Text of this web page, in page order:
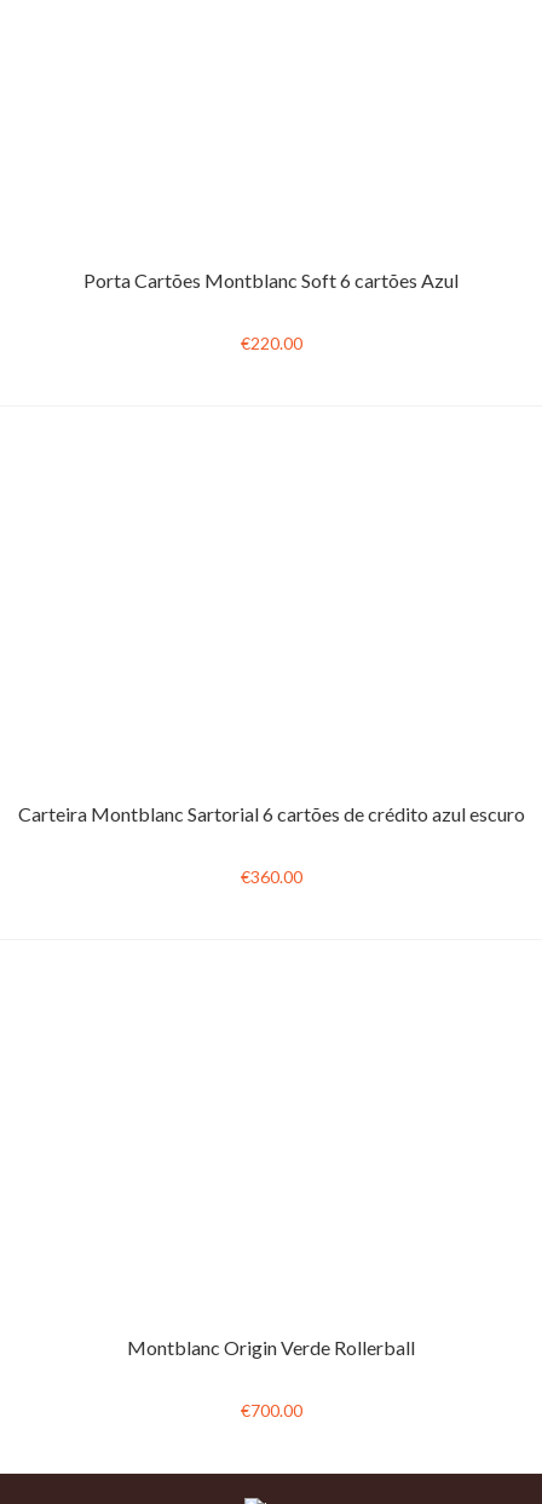
Porta Cartões Montblanc Soft 6 cartões Azul
€220.00
Carteira Montblanc Sartorial 6 cartões de crédito azul escuro
€360.00
Montblanc Origin Verde Rollerball
€700.00